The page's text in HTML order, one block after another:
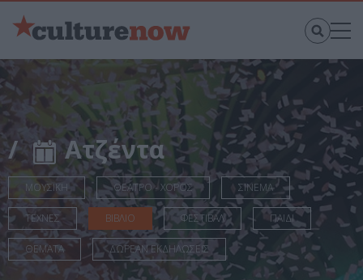
/ Ατζέντα
ΜΟΥΣΙΚΗ ΘΕΑΤΡΟ - ΧΟΡΟΣ ΣΙΝΕΜΑ
ΤΕΧΝΕΣ ΒΙΒΛΙΟ ΦΕΣΤΙΒΑΛ ΠΑΙΔΙ
ΘΕΜΑΤΑ ΔΩΡΕΑΝ ΕΚΔΗΛΩΣΕΙΣ